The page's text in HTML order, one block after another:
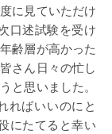
に見ていただけ
口述試験を受け
齢層が高かった
さん日々の忙し
と思いました。
ればいいのにと
にたてると幸い